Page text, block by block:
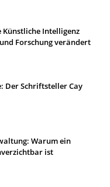
Künstliche Intelligenz
Forschung verändert
Der Schriftsteller Cay
Warum ein
ist